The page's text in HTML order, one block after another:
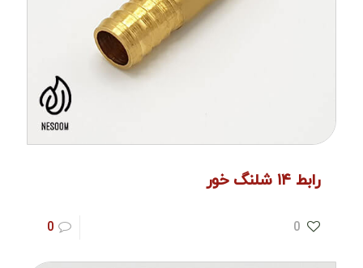
رابط ۱۴ شلنگ خور
0
0